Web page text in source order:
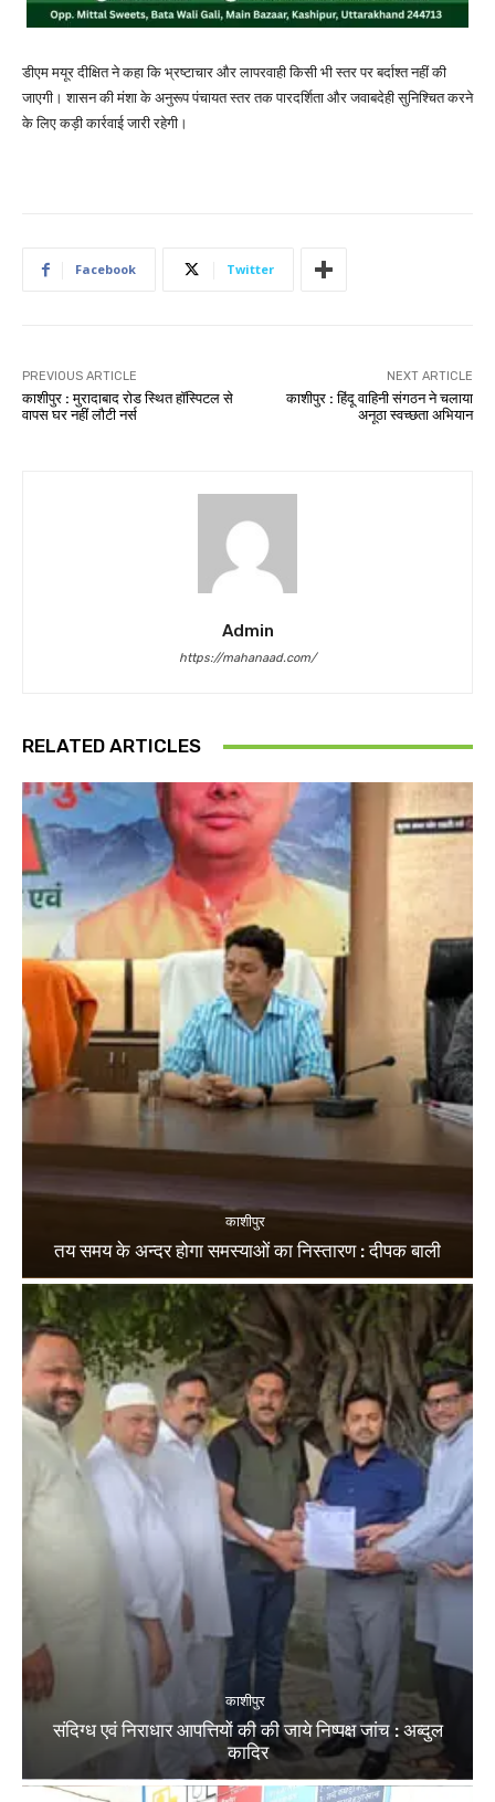
डीएम मयूर दीक्षित ने कहा कि भ्रष्टाचार और लापरवाही किसी भी स्तर पर बर्दाश्त नहीं की
जाएगी। शासन की मंशा के अनुरूप पंचायत स्तर तक पारदर्शिता और जवाबदेही सुनिश्चित करने
के लिए कड़ी कार्रवाई जारी रहेगी।
Facebook Twitter
PREVIOUS ARTICLE
काशीपुर : मुरादाबाद रोड स्थित हॉस्पिटल से
वापस घर नहीं लौटी नर्स
NEXT ARTICLE
काशीपुर : हिंदू वाहिनी संगठन ने चलाया
अनूठा स्वच्छता अभियान
Admin
https://mahanaad.com/
RELATED ARTICLES
काशीपुर
तय समय के अन्दर होगा समस्याओं का निस्तारण : दीपक बाली
काशीपुर
संदिग्ध एवं निराधार आपत्तियों की की जाये निष्पक्ष जांच : अब्दुल
कादिर